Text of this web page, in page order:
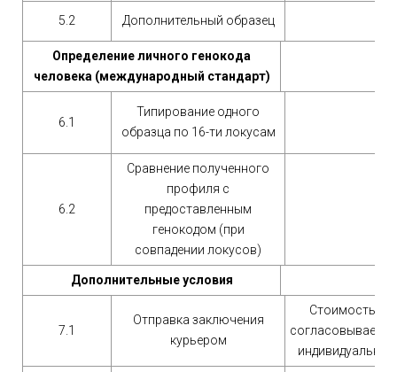
5.2 Дополнительный образец
Определение личного генокода
человека (международный стандарт)
6.1
Типирование одного
образца по 16-ти локусам
6.2
Сравнение полученного
профиля с
предоставленным
генокодом (при
совпадении локусов)
Дополнительные условия
7.1
Отправка заключения
курьером
Стоимость
согласовывается
индивидуально